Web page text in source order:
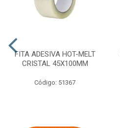
FITA ADESIVA HOT-MELT
CRISTAL 45X100MM
Código: 51367